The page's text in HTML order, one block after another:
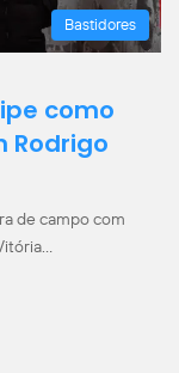
Bastidores
como
Rodrigo
de campo com